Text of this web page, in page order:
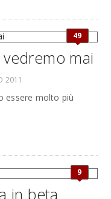
49
mai
2011
essere molto più
9
in beta